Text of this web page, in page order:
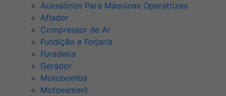
Acessórios Para Máquinas Operatrizes
Afiador
Compressor de Ar
Fundição e Forjaria
Furadeira
Gerador
Motobomba
Motoesmeril